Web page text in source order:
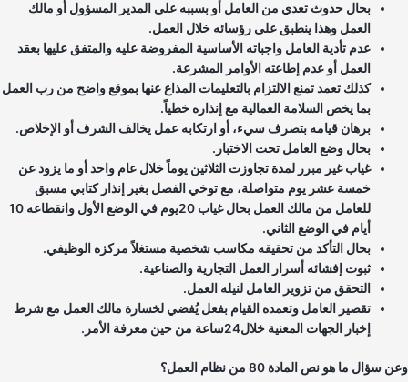
بحال حدوث تعدي من العامل أو بسببه على المدير المسؤول أو مالك
العمل وهذا ينطبق على رؤسائه خلال العمل.
عدم تأدية العامل واجباته الأساسية المفروضة عليه والمتفق عليها بعقد
العمل أو عدم إطاعته الأوامر المشرعة.
كذلك تعمد تمنع الالتزام بالتعليمات المذاع عنها بموقع واضح من رب العمل
بما يخص السلامة العمالية مع إنذاره خطياً.
برهان قيامه بتصرف سيء، أو ارتكابه عمل يخالف الشرف أو الإخلاص.
بحال وضع العامل تحت الاختبار.
غياب غير مبرر لمدة تجاوزت الثلاثين يوماً خلال عام واحد أو ما يزود عن
خمسة عشر يوم متواصلة، مع توخي الفصل بغير إنذار كتابي مسبق
للعامل من مالك العمل بحال غياب 20يوم في الوضع الأول وانقطاعه 10
أيام في الوضع الثاني.
بحال التأكد من تحقيقه مكاسب شخصية مستغلاً مركزه الوظيفي.
ثبوت إفشائه أسرار العمل التجارية والصناعية.
التحقق من تزوير العامل لنيله العمل.
تقصير العامل وتعمده القيام بفعل يُفضي لخسارة مالك العمل مع شرط
إخبار الجهات المعنية خلال24ساعة من حين معرفة الأمر.
سؤال ما هو نص المادة 80 من نظام العمل؟